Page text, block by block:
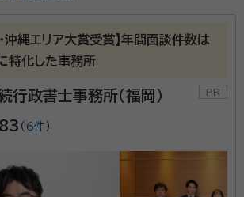
沖縄エリア大賞受賞】年間面談件数は
特化した事務所
行政書士事務所（福岡）
（ 6件 ）